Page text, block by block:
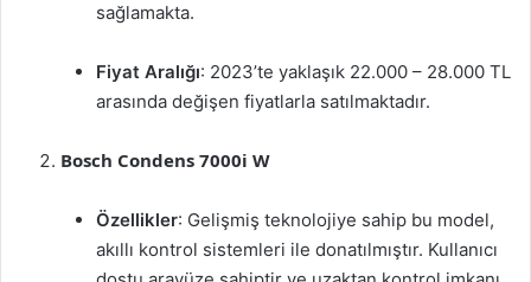
sağlamakta.
Fiyat Aralığı: 2023’te yaklaşık 22.000 – 28.000 TL
arasında değişen fiyatlarla satılmaktadır.
Bosch Condens 7000i W
Özellikler: Gelişmiş teknolojiye sahip bu model,
akıllı kontrol sistemleri ile donatılmıştır. Kullanıcı